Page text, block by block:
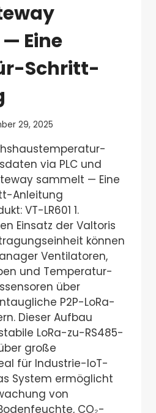
Eine
Schritt-
29, 2025
via PLC und
sammelt — Eine
Anleitung
VT-LR601 1.
Einsatz der Valtoris
können
Ventilatoren,
und Temperatur-
über
P2P-LoRa-
Dieser Aufbau
LoRa-zu-RS485-
große
für Industrie-IoT-
System ermöglicht
von
CO₂-